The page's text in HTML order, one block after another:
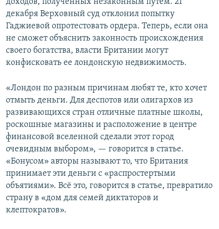
декабря Верховный суд отклонил попытку
Гаджиевой опротестовать ордера. Теперь, если она
не сможет объяснить законность происхождения
своего богатства, власти Британии могут
конфисковать ее лондонскую недвижимость.
«Лондон по разным причинам любят те, кто хочет
отмыть деньги. Для деспотов или олигархов из
развивающихся стран отличные платные школы,
роскошные магазины и расположение в центре
финансовой вселенной сделали этот город
очевидным выбором», — говорится в статье.
«Бонусом» авторы называют то, что Британия
принимает эти деньги с «распростертыми
объятиями». Всё это, говорится в статье, превратило
страну в «дом для семей диктаторов и
клептократов».